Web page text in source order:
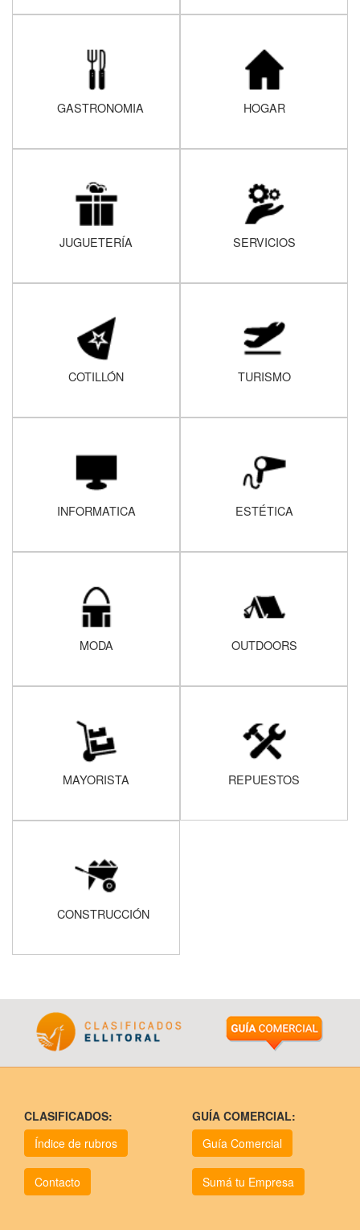
GASTRONOMIA HOGAR
JUGUETERÍA SERVICIOS
COTILLÓN TURISMO
INFORMATICA ESTÉTICA
MODA OUTDOORS
MAYORISTA REPUESTOS
CONSTRUCCIÓN
CLASIFICADOS:
Índice de rubros
Contacto
GUÍA COMERCIAL:
Guía Comercial
Sumá tu Empresa